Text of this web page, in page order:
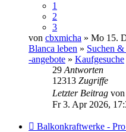
1
2
3
von cbxmicha » Mo 15.
Blanca leben » Suchen
-angebote » Kaufgesuche
29 Antworten
12313 Zugriffe
Letzter Beitrag von
Fr 3. Apr 2026,
Balkonkraftwerke -